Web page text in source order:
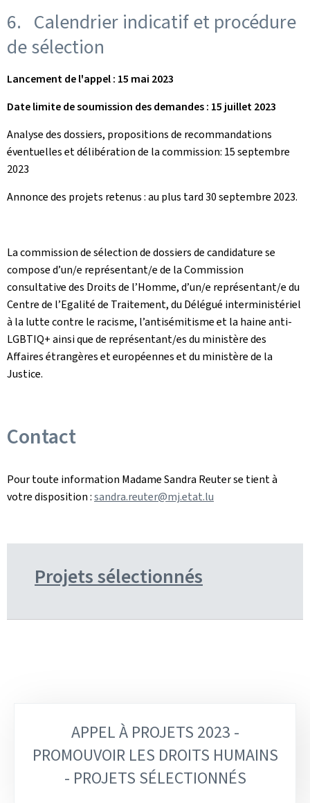
6. Calendrier indicatif et procédure
de sélection
Lancement de l'appel : 15 mai 2023
Date limite de soumission des demandes : 15 juillet 2023
Analyse des dossiers, propositions de recommandations
éventuelles et délibération de la commission: 15 septembre
2023
Annonce des projets retenus : au plus tard 30 septembre 2023.
La commission de sélection de dossiers de candidature se
compose d’un/e représentant/e de la Commission
consultative des Droits de l’Homme, d’un/e représentant/e du
Centre de l’Egalité de Traitement, du Délégué interministériel
à la lutte contre le racisme, l’antisémitisme et la haine anti-
LGBTIQ+ ainsi que de représentant/es du ministère des
Affaires étrangères et européennes et du ministère de la
Justice.
Contact
Pour toute information Madame Sandra Reuter se tient à
votre disposition :sandra.reuter@mj.etat.lu
Projets sélectionnés
rubriques
APPEL À PROJETS 2023 -
PROMOUVOIR LES DROITS HUMAINS
- PROJETS SÉLECTIONNÉS